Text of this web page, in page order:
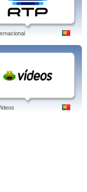
às 23:10 e é moderado por
Araújo Pereira, Pedro
comentada com alguma
Vídeos e últimas notícias de
TVI, Notícias , Discurso
CINEMA,
24, portugal, português.